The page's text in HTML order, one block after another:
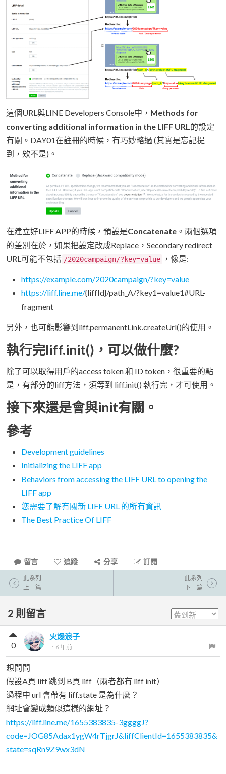
這個URL與LINE Developers Console中， Methods for
converting additional information in the LIFF URL的設定
有關。DAY01在註冊的時候，有巧妙略過 (其實是忘記提
到，欸不是)。
在建立好LIFF APP的時候，預設是Concatenate 。兩個選項
的差別在於，如果把設定改成Replace，Secondary redirect
URL可能不包括 /2020campaign/?key=value ，像是:
https://example.com/2020campaign/?key=value
https://liff.line.me/{liffId}/path_A/?key1=value1#URL-
fragment
另外，也可能影響到liff.permanentLink.createUrl()的使用。
執行完liff.init()，可以做什麼?
除了可以取得用戶的access token 和 ID token，很重要的點
是，有部分的liff方法，須等到 liff.init() 執行完，才可使用。
接下來還是會與init有關。
參考
Development guidelines
Initializing the LIFF app
Behaviors from accessing the LIFF URL to opening the
LIFF app
您需要了解有關新 LIFF URL 的所有資訊
The Best Practice Of LIFF
留言 追蹤 分享 訂閱
此系列
上一篇
此系列
下一篇
2 則留言
火爆浪子
． 6 年前
0
想問問
假設A頁 liff 跳到 B頁 liff（兩者都有 liff init）
過程中 url 會帶有 liff.state 是為什麼？
網址會變成類似這樣的網址？
https://liff.line.me/1655383835-3ggggJ?
code=JOG85Adax1ygW4rTjgrJ&liffClientId=1655383835&
state=sqRn9Z9wx3dN